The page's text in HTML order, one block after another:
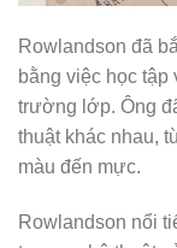
Rowlandson đã
bằng việc học tập
trường lớp. Ông
thuật khác nhau,
màu đến mực.
Rowlandson nổi